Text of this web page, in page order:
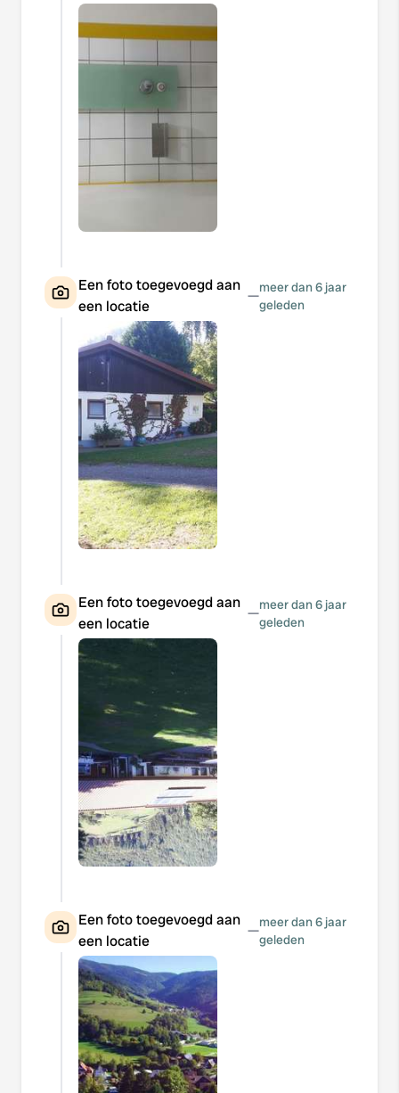
Een foto toegevoegd aan
een locatie
—meer dan 6 jaar
geleden
Een foto toegevoegd aan
een locatie
—meer dan 6 jaar
geleden
Een foto toegevoegd aan
een locatie
—meer dan 6 jaar
geleden